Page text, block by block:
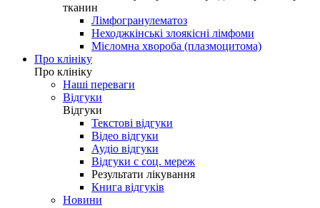
тканин
Лімфогранулематоз
Неходжкінські злоякісні лімфоми
Мієломна хвороба (плазмоцитома)
Про клініку
Про клініку
Наші переваги
Відгуки
Відгуки
Текстові відгуки
Відео відгуки
Аудіо відгуки
Відгуки с соц. мереж
Результати лікування
Книга відгуків
Новини